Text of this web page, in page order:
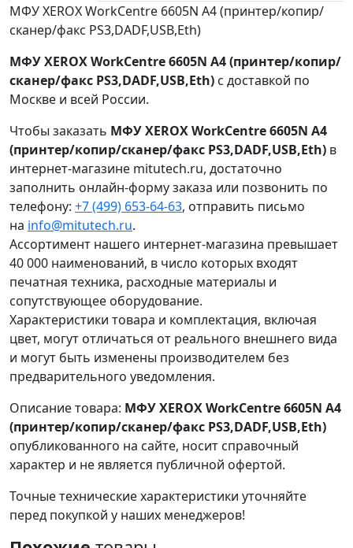
МФУ XEROX WorkCentre 6605N А4 (принтер/копир/
сканер/факс PS3,DADF,USB,Eth)
МФУ XEROX WorkCentre 6605N А4 (принтер/копир/
сканер/факс PS3,DADF,USB,Eth) с доставкой по
Москве и всей России.
Чтобы заказать МФУ XEROX WorkCentre 6605N А4
(принтер/копир/сканер/факс PS3,DADF,USB,Eth) в
интернет-магазине mitutech.ru, достаточно
заполнить онлайн-форму заказа или позвонить по
телефону: +7 (499) 653-64-63, отправить письмо
на info@mitutech.ru.
Ассортимент нашего интернет-магазина превышает
40 000 наименований, в число которых входят
печатная техника, расходные материалы и
сопутствующее оборудование.
Характеристики товара и комплектация, включая
цвет, могут отличаться от реального внешнего вида
и могут быть изменены производителем без
предварительного уведомления.
Описание товара: МФУ XEROX WorkCentre 6605N А4
(принтер/копир/сканер/факс PS3,DADF,USB,Eth)
опубликованного на сайте, носит справочный
характер и не является публичной офертой.
Точные технические характеристики уточняйте
перед покупкой у наших менеджеров!